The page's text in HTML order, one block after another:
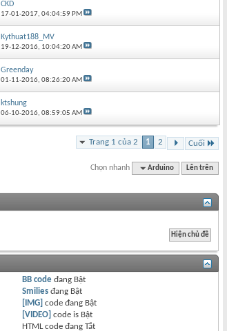
CKD
17-01-2017,04:04:59 PM
Kythuat188_MV
19-12-2016, 10:04:20 AM
Greenday
01-11-2016,08:26:20 AM
ktshung
06-10-2016,08:59:05 AM
Trang 1 của 2 1 2 Cuối
Chọn nhanh Arduino Lên trên
BB code đang Bật
Smilies đang Bật
[IMG] code đang Bật
[VIDEO] code is Bật
HTML code đangTắt